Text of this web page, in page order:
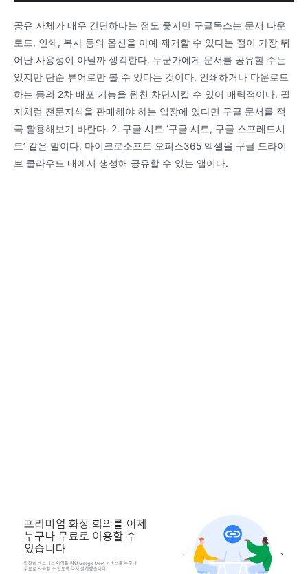
공유 자체가 매우 간단하다는 점도 좋지만 구글독스는 문서 다운
로드, 인쇄, 복사 등의 옵션을 아예 제거할 수 있다는 점이 가장 뛰
어난 사용성이 아닐까 생각한다. 누군가에게 문서를 공유할 수는
있지만 단순 뷰어로만 볼 수 있다는 것이다. 인쇄하거나 다운로드
하는 등의 2차 배포 기능을 원천 차단시킬 수 있어 매력적이다. 필
자처럼 전문지식을 판매해야 하는 입장에 있다면 구글 문서를 적
극 활용해보기 바란다. 2. 구글 시트 ‘구글 시트, 구글 스프레드시
트’ 같은 말이다. 마이크로소프트 오피스365 엑셀을 구글 드라이
브 클라우드 내에서 생성해 공유할 수 있는 앱이다.